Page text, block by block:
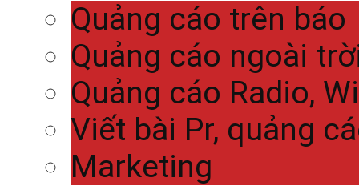
Quảng cáo trên báo
Quảng cáo ngoài
Quảng cáo Radio,
Viết bài Pr, quảng
Marketing